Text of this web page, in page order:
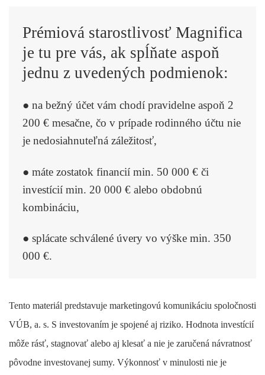
Prémiová starostlivosť Magnifica
je tu pre vás, ak spĺňate aspoň
jednu z uvedených podmienok:
● na bežný účet vám chodí pravidelne aspoň 2
200 € mesačne, čo v prípade rodinného účtu nie
je nedosiahnuteľná záležitosť,
● máte zostatok financií min. 50 000 € či
investícií min. 20 000 € alebo obdobnú
kombináciu,
● splácate schválené úvery vo výške min. 350
000 €.
Tento materiál predstavuje marketingovú komunikáciu spoločnosti
VÚB, a. s. S investovaním je spojené aj riziko. Hodnota investícií
môže rásť, stagnovať alebo aj klesať a nie je zaručená návratnosť
pôvodne investovanej sumy. Výkonnosť v minulosti nie je